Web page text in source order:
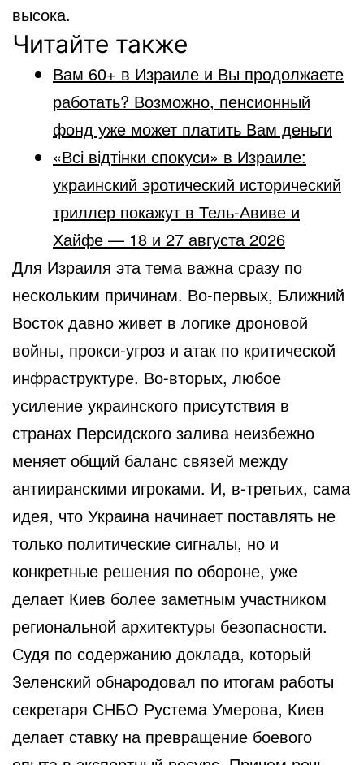
высока.
Читайте также
Вам 60+ в Израиле и Вы продолжаете
работать? Возможно, пенсионный
фонд уже может платить Вам деньги
«Всі відтінки спокуси» в Израиле:
украинский эротический исторический
триллер покажут в Тель-Авиве и
Хайфе — 18 и 27 августа 2026
Для Израиля эта тема важна сразу по
нескольким причинам. Во-первых, Ближний
Восток давно живет в логике дроновой
войны, прокси-угроз и атак по критической
инфраструктуре. Во-вторых, любое
усиление украинского присутствия в
странах Персидского залива неизбежно
меняет общий баланс связей между
антииранскими игроками. И, в-третьих, сама
идея, что Украина начинает поставлять не
только политические сигналы, но и
конкретные решения по обороне, уже
делает Киев более заметным участником
региональной архитектуры безопасности.
Судя по содержанию доклада, который
Зеленский обнародовал по итогам работы
секретаря СНБО Рустема Умерова, Киев
делает ставку на превращение боевого